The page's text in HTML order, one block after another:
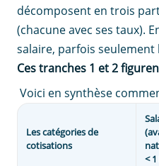
décomposent en trois
(chacune avec ses taux).
salaire, parfois seulement
Ces tranches 1 et 2
Voici en synthèse
Les catégories de
cotisations
< 1